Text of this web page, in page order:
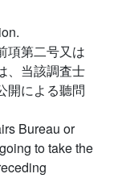
項第二号又は
、当該調査士
開による聽問
Bureau or
to take the